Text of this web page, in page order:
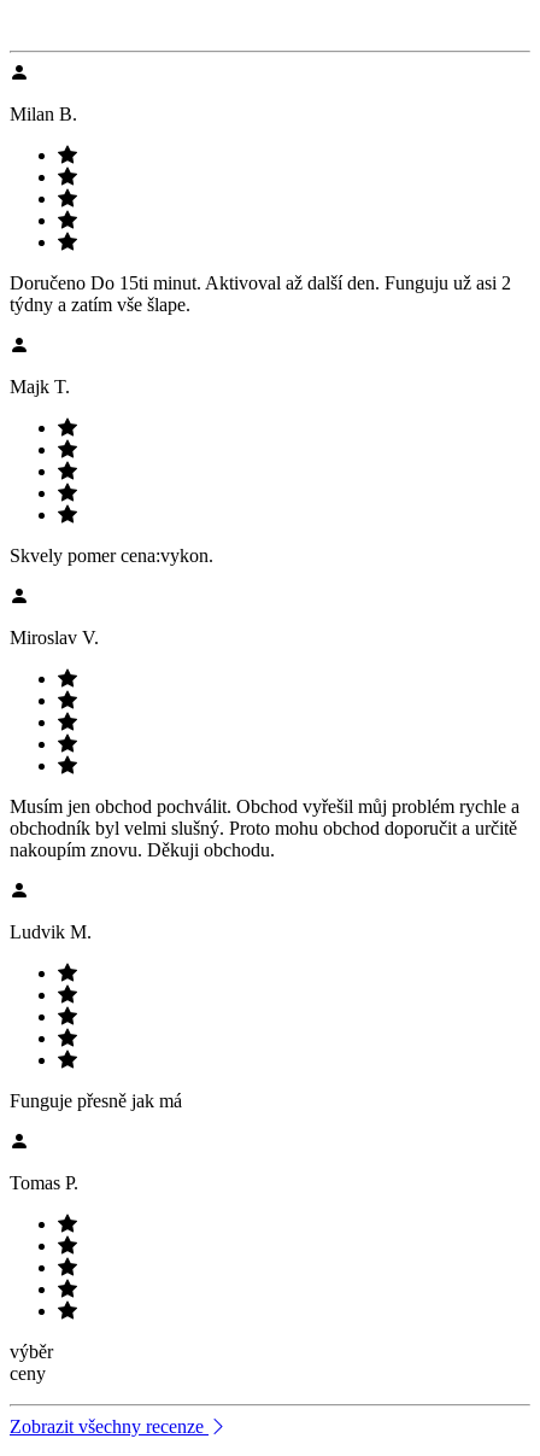
Milan B.
Doručeno Do 15ti minut. Aktivoval až další den. Funguju už asi 2
týdny a zatím vše šlape.
Majk T.
Skvely pomer cena:vykon.
Miroslav V.
Musím jen obchod pochválit. Obchod vyřešil můj problém rychle a
obchodník byl velmi slušný. Proto mohu obchod doporučit a určitě
nakoupím znovu. Děkuji obchodu.
Ludvik M.
Funguje přesně jak má
Tomas P.
výběr
ceny
Zobrazit všechny recenze